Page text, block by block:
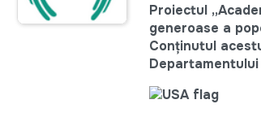
Proiectul
generoase a
Conţinutul